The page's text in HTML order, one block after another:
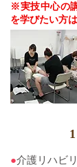
※実技中心の
を学びたい方
●介護リハビ